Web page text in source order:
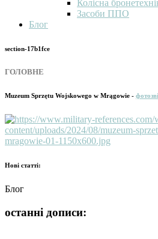
Колісна
Засоби ППО
Блог
section-17b1fce
ГОЛОВНЕ
Muzeum Sprzętu Wojskowego w Mrągowie -
Нові статті:
Блог
останні дописи: